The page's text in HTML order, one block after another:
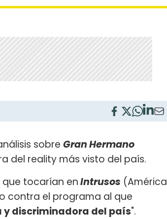
sobre Gran Hermano
del reality más visto del país.
que tocarían enIntrusos (América
contra el programa al que
discriminadora del país".